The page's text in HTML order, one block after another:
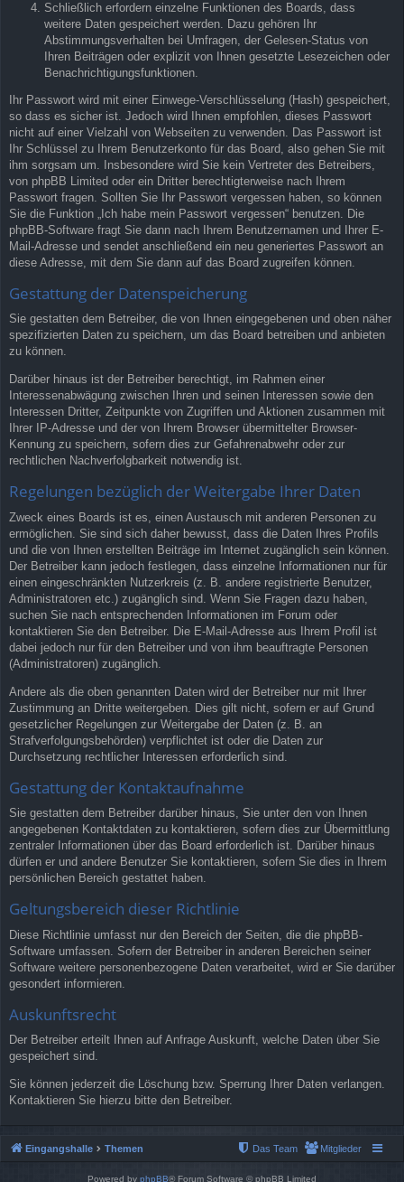
Schließlich erfordern einzelne Funktionen des Boards, dass
weitere Daten gespeichert werden. Dazu gehören Ihr
Abstimmungsverhalten bei Umfragen, der Gelesen-Status von
Ihren Beiträgen oder explizit von Ihnen gesetzte Lesezeichen oder
Benachrichtigungsfunktionen.
Ihr Passwort wird mit einer Einwege-Verschlüsselung (Hash) gespeichert,
so dass es sicher ist. Jedoch wird Ihnen empfohlen, dieses Passwort
nicht auf einer Vielzahl von Webseiten zu verwenden. Das Passwort ist
Ihr Schlüssel zu Ihrem Benutzerkonto für das Board, also gehen Sie mit
ihm sorgsam um. Insbesondere wird Sie kein Vertreter des Betreibers,
von phpBB Limited oder ein Dritter berechtigterweise nach Ihrem
Passwort fragen. Sollten Sie Ihr Passwort vergessen haben, so können
Sie die Funktion „Ich habe mein Passwort vergessen“ benutzen. Die
phpBB-Software fragt Sie dann nach Ihrem Benutzernamen und Ihrer E-
Mail-Adresse und sendet anschließend ein neu generiertes Passwort an
diese Adresse, mit dem Sie dann auf das Board zugreifen können.
Gestattung der Datenspeicherung
Sie gestatten dem Betreiber, die von Ihnen eingegebenen und oben näher
spezifizierten Daten zu speichern, um das Board betreiben und anbieten
zu können.
Darüber hinaus ist der Betreiber berechtigt, im Rahmen einer
Interessenabwägung zwischen Ihren und seinen Interessen sowie den
Interessen Dritter, Zeitpunkte von Zugriffen und Aktionen zusammen mit
Ihrer IP-Adresse und der von Ihrem Browser übermittelter Browser-
Kennung zu speichern, sofern dies zur Gefahrenabwehr oder zur
rechtlichen Nachverfolgbarkeit notwendig ist.
Regelungen bezüglich der Weitergabe Ihrer Daten
Zweck eines Boards ist es, einen Austausch mit anderen Personen zu
ermöglichen. Sie sind sich daher bewusst, dass die Daten Ihres Profils
und die von Ihnen erstellten Beiträge im Internet zugänglich sein können.
Der Betreiber kann jedoch festlegen, dass einzelne Informationen nur für
einen eingeschränkten Nutzerkreis (z. B. andere registrierte Benutzer,
Administratoren etc.) zugänglich sind. Wenn Sie Fragen dazu haben,
suchen Sie nach entsprechenden Informationen im Forum oder
kontaktieren Sie den Betreiber. Die E-Mail-Adresse aus Ihrem Profil ist
dabei jedoch nur für den Betreiber und von ihm beauftragte Personen
(Administratoren) zugänglich.
Andere als die oben genannten Daten wird der Betreiber nur mit Ihrer
Zustimmung an Dritte weitergeben. Dies gilt nicht, sofern er auf Grund
gesetzlicher Regelungen zur Weitergabe der Daten (z. B. an
Strafverfolgungsbehörden) verpflichtet ist oder die Daten zur
Durchsetzung rechtlicher Interessen erforderlich sind.
Gestattung der Kontaktaufnahme
Sie gestatten dem Betreiber darüber hinaus, Sie unter den von Ihnen
angegebenen Kontaktdaten zu kontaktieren, sofern dies zur Übermittlung
zentraler Informationen über das Board erforderlich ist. Darüber hinaus
dürfen er und andere Benutzer Sie kontaktieren, sofern Sie dies in Ihrem
persönlichen Bereich gestattet haben.
Geltungsbereich dieser Richtlinie
Diese Richtlinie umfasst nur den Bereich der Seiten, die die phpBB-
Software umfassen. Sofern der Betreiber in anderen Bereichen seiner
Software weitere personenbezogene Daten verarbeitet, wird er Sie darüber
gesondert informieren.
Auskunftsrecht
Der Betreiber erteilt Ihnen auf Anfrage Auskunft, welche Daten über Sie
gespeichert sind.
Sie können jederzeit die Löschung bzw. Sperrung Ihrer Daten verlangen.
Kontaktieren Sie hierzu bitte den Betreiber.
Eingangshalle Themen Mitglieder
Das Team
Powered by phpBB® Forum Software © phpBB Limited